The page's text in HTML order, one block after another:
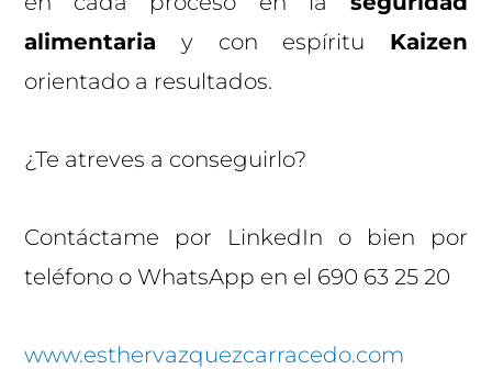
alimentaria y con espíritu Kaizen
orientado a resultados.
¿Te atreves a conseguirlo?
Contáctame por LinkedIn o bien por
teléfono o WhatsApp en el 690 63 25 20
www.esthervazquezcarracedo.com